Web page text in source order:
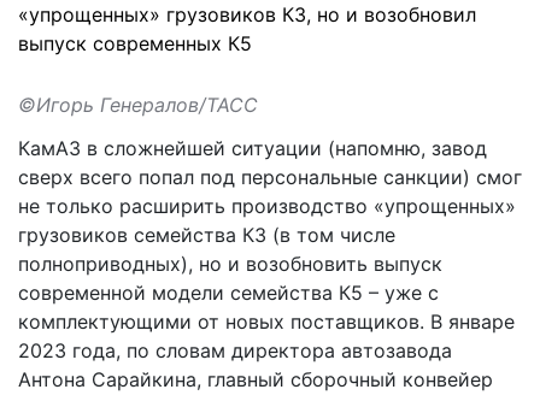
«упрощенных» грузовиков К3, но и возобновил
выпуск современных К5
©Игорь Генералов/ТАСС
КамАЗ в сложнейшей ситуации (напомню, завод
сверх всего попал под персональные санкции) смог
не только расширить производство «упрощенных»
грузовиков семейства К3 (в том числе
полноприводных), но и возобновить выпуск
современной модели семейства К5 – уже с
комплектующими от новых поставщиков. В январе
2023 года, по словам директора автозавода
Антона Сарайкина, главный сборочный конвейер